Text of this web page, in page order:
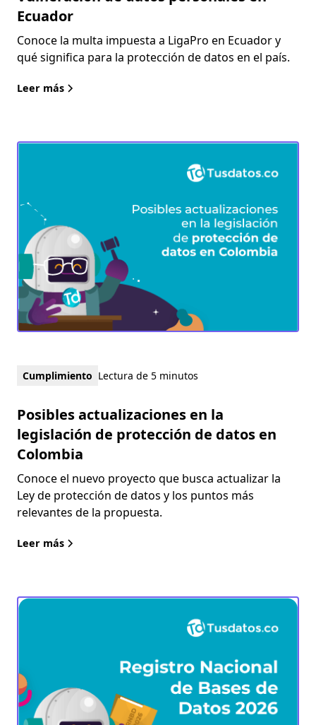
Ecuador
Conoce la multa impuesta a LigaPro en Ecuador y
qué significa para la protección de datos en el país.
Leer más
Cumplimiento Lectura de 5 minutos
Posibles actualizaciones en la
legislación de protección de datos en
Colombia
Conoce el nuevo proyecto que busca actualizar la
Ley de protección de datos y los puntos más
relevantes de la propuesta.
Leer más